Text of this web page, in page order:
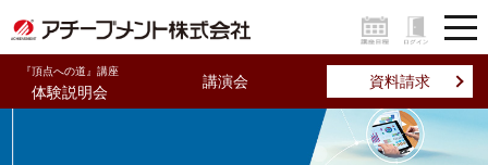
『頂点への道』講座
体験説明会
講演会 資料請求